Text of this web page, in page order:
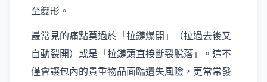
至變形。
最常見的痛點莫過於「拉鏈爆開」（拉過去後又
自動裂開）或是「拉鏈頭直接斷裂脫落」。這不
僅會讓包內的貴重物品面臨遺失風險，更常常發